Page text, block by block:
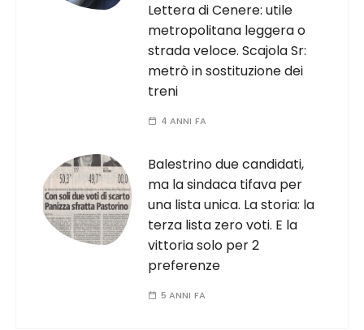
Lettera di Cenere: utile
metropolitana leggera o
strada veloce. Scajola Sr:
metrò in sostituzione dei
treni
4 ANNI FA
Balestrino due candidati,
ma la sindaca tifava per
una lista unica. La storia: la
terza lista zero voti. E la
vittoria solo per 2
preferenze
5 ANNI FA